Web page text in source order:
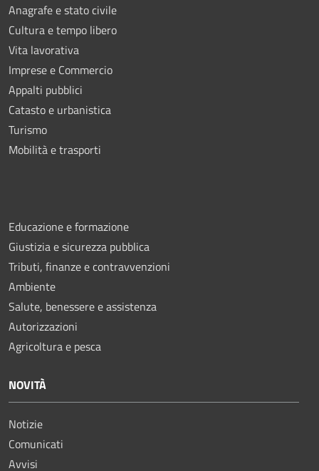
Anagrafe e stato civile
Cultura e tempo libero
Vita lavorativa
Imprese e Commercio
Appalti pubblici
Catasto e urbanistica
Turismo
Mobilità e trasporti
Educazione e formazione
Giustizia e sicurezza pubblica
Tributi, finanze e contravvenzioni
Ambiente
Salute, benessere e assistenza
Autorizzazioni
Agricoltura e pesca
NOVITÀ
Notizie
Comunicati
Avvisi